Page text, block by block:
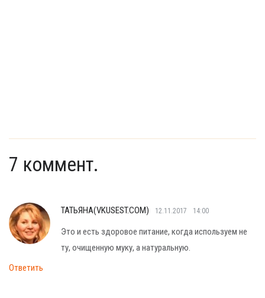
7 коммент.
ТАТЬЯНА(VKUSEST.COM) 12.11.2017 14:00
Это и есть здоровое питание, когда используем не
ту, очищенную муку, а натуральную.
Ответить